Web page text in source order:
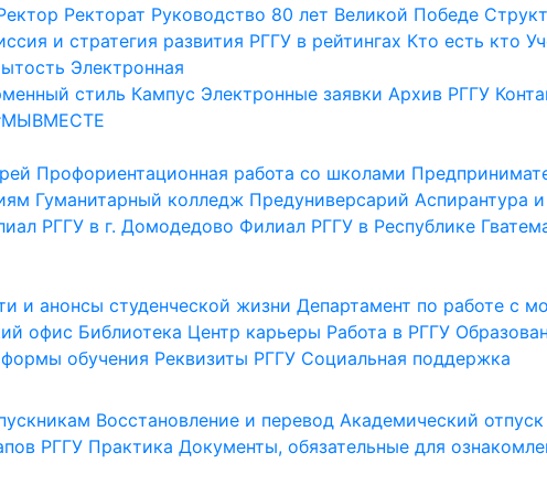
Ректорат Руководство 80 лет Великой Победе
и стратегия развития РГГУ в рейтингах Кто есть кто
Электронная
стиль Кампус Электронные заявки Архив РГГУ
Профориентационная работа со школами
Гуманитарный колледж Предуниверсарий Аспирантура
РГГУ в г. Домодедово Филиал РГГУ в Республике
и анонсы студенческой жизни Департамент по работе с
офис Библиотека Центр карьеры Работа в РГГУ
обучения Реквизиты РГГУ Социальная поддержка
Восстановление и перевод Академический отпуск
РГГУ Практика Документы, обязательные для